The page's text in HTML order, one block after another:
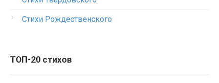
Стихи Рождественского
ТОП-20 стихов